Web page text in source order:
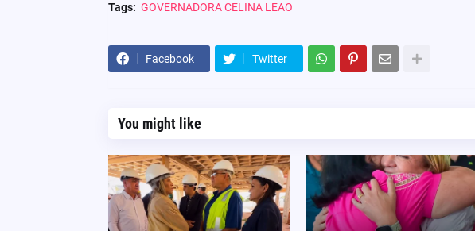
Tags: GOVERNADORA CELINA LEAO
Facebook Twitter
You might like